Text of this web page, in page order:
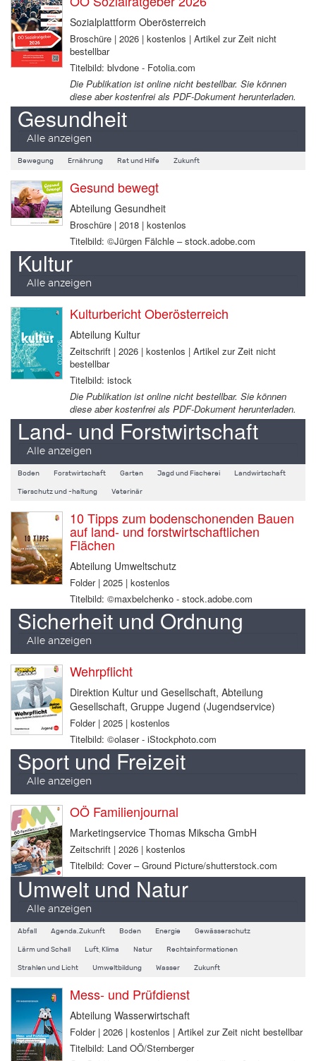
Sozialplattform Oberösterreich
Broschüre | 2026 | kostenlos | Artikel zur Zeit nicht
bestellbar
Titelbild: blvdone - Fotolia.com
Die Publikation ist online nicht bestellbar. Sie können
diese aber kostenfrei als PDF-Dokument herunterladen.
Gesundheit
Alle anzeigen
Bewegung Ernährung Rat und Hilfe Zukunft
Gesund bewegt
Abteilung Gesundheit
Broschüre | 2018 | kostenlos
Titelbild: ©Jürgen Fälchle – stock.adobe.com
Kultur
Alle anzeigen
Kulturbericht Oberösterreich
Abteilung Kultur
Zeitschrift | 2026 | kostenlos | Artikel zur Zeit nicht
bestellbar
Titelbild: istock
Die Publikation ist online nicht bestellbar. Sie können
diese aber kostenfrei als PDF-Dokument herunterladen.
Land- und Forstwirtschaft
Alle anzeigen
Boden Forstwirtschaft Garten Jagd und Fischerei Landwirtschaft
Tierschutz und -haltung Veterinär
10 Tipps zum bodenschonenden Bauen
auf land- und forstwirtschaftlichen
Flächen
Abteilung Umweltschutz
Folder | 2025 | kostenlos
Titelbild: ©maxbelchenko - stock.adobe.com
Sicherheit und Ordnung
Alle anzeigen
Wehrpflicht
Direktion Kultur und Gesellschaft, Abteilung
Gesellschaft, Gruppe Jugend (Jugendservice)
Folder | 2025 | kostenlos
Titelbild: ©olaser - iStockphoto.com
Sport und Freizeit
Alle anzeigen
OÖ Familienjournal
Marketingservice Thomas Mikscha GmbH
Zeitschrift | 2026 | kostenlos
Titelbild: Cover – Ground Picture/shutterstock.com
Umwelt und Natur
Alle anzeigen
Abfall Agenda.Zukunft Boden Energie Gewässerschutz
Lärm und Schall Luft, Klima Natur Rechtsinformationen
Strahlen und Licht Umweltbildung Wasser Zukunft
Mess- und Prüfdienst
Abteilung Wasserwirtschaft
Folder | 2026 | kostenlos | Artikel zur Zeit nicht bestellbar
Titelbild: Land OÖ/Sternberger